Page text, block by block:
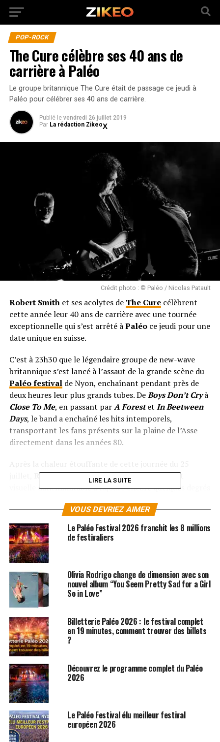
POP-ROCK
The Cure célèbre ses 40 ans de
carrière à Paléo
Le groupe britannique The Cure était de passage ce jeudi à
Paléo pour célébrer ses 40 ans de carrière.
Publié le vendredi 26 juillet 2019
Par La rédaction Zikeo
Crédit photo : © Paléo / Nicolas Patault
Robert Smithet ses acolytes de The Curecélèbrent
cette année leur 40 ans de carrière avec une tournée
exceptionnelle qui s’est arrêté àPaléoce jeudi pour une
date unique en suisse.
C’est à 23h30 que le légendaire groupe de new-wave
britannique s’est lancé à l’assaut de la grande scène du
Paléo festivalde Nyon, enchaînant pendant près de
deux heures leur plus grands tubes. DeBoys Don’t Cryà
Close To Me, en passant parA Forestet In Beetween
Days, le band a enchaîné les hits intemporels,
transportant les fans présents sur la plaine de l’Asse
directement dans les années 80.
Robert Smithet son esthétique sonore et
visuelle dark inimitable a rajouté encore quelques degrés
un peu plus sa marque au rang de véritable icône de
toute une génération.
LES ALBUMS DE THE CURE SONT DISPONIBLES
SUJETS ASSOCIÉS: PALÉO FESTIVAL
ROBERT SMITH
THE CURE
LIRE LA SUITE
VOUS DEVRIEZ AIMER
Le Paléo Festival 2026 franchit les 8 millions
de festivaliers
Olivia Rodrigo change de dimension avec son
nouvel album “You Seem Pretty Sad for a Girl
So in Love”
Billetterie Paléo 2026 : le festival complet
en 19 minutes, comment trouver des billets
?
Découvrez le programme complet du Paléo
2026
Le Paléo Festival élu meilleur festival
européen 2026